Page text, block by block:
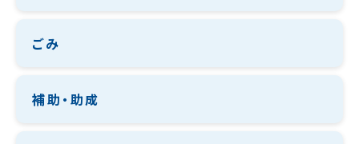
ごみ
補助・助成